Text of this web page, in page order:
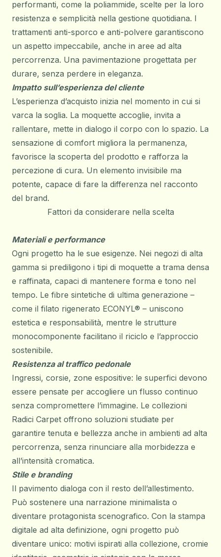
performanti, come la poliammide, scelte per la loro
resistenza e semplicità nella gestione quotidiana. I
trattamenti anti-sporco e anti-polvere garantiscono
un aspetto impeccabile, anche in aree ad alta
percorrenza. Una pavimentazione progettata per
durare, senza perdere in eleganza.
Impatto sull’esperienza del cliente
L’esperienza d’acquisto inizia nel momento in cui si
varca la soglia. La moquette accoglie, invita a
rallentare, mette in dialogo il corpo con lo spazio. La
sensazione di comfort migliora la permanenza,
favorisce la scoperta del prodotto e rafforza la
percezione di cura. Un elemento invisibile ma
potente, capace di fare la differenza nel racconto
del brand.
Fattori da considerare nella scelta
Materiali e performance
Ogni progetto ha le sue esigenze. Nei negozi di alta
gamma si prediligono i tipi di moquette a trama densa
e raffinata, capaci di mantenere forma e tono nel
tempo. Le fibre sintetiche di ultima generazione –
come il filato rigenerato ECONYL® – uniscono
estetica e responsabilità, mentre le strutture
monocomponente facilitano il riciclo e l’approccio
sostenibile.
Resistenza al traffico pedonale
Ingressi, corsie, zone espositive: le superfici devono
essere pensate per accogliere un flusso continuo
senza compromettere l’immagine. Le collezioni
Radici Carpet offrono soluzioni studiate per
garantire tenuta e bellezza anche in ambienti ad alta
percorrenza, senza rinunciare alla morbidezza e
all’intensità cromatica.
Stile e branding
Il pavimento dialoga con il resto dell’allestimento.
Può sostenere una narrazione minimalista o
diventare protagonista scenografico. Con la stampa
digitale ad alta definizione, ogni progetto può
diventare unico: motivi ispirati alla collezione, cromie